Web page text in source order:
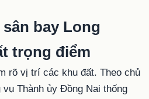
bay Long
trọng điểm
rõ vị trí các khu đất. Theo chủ
Thành ủy Đồng Nai thống